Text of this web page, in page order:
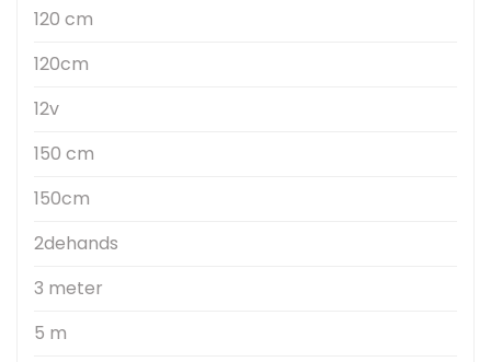
120 cm
120cm
12v
150 cm
150cm
2dehands
3 meter
5 m